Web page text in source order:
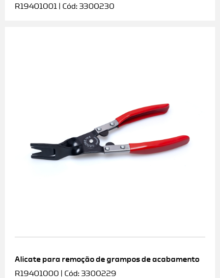
R19401001 | Cód: 3300230
Alicate para remoção de grampos de acabamento
R19401000 | Cód: 3300229